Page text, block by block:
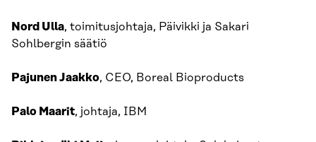
Nord Ulla, toimitusjohtaja, Päivikki ja Sakari
Sohlbergin säätiö
Pajunen Jaakko, CEO, Boreal Bioproducts
Palo Maarit, johtaja, IBM